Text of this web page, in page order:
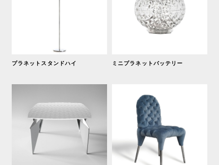
プラネットスタンドハイ ミニプラネットバッテリー